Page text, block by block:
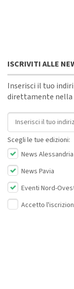
ISCRIVITI ALLE
Inserisci il tuo
direttamente nella
Indirizzo email
Scegli le tue edizioni:
News Alessandria
News Pavia
Eventi Nord-
Accetto